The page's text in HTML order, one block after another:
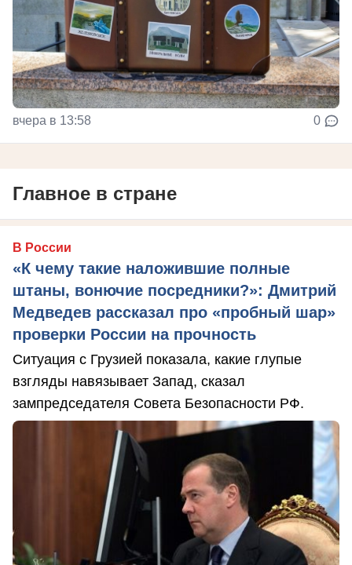
вчера в 13:58 0
Главное в стране
В России
«К чему такие наложившие полные
штаны, вонючие посредники?»: Дмитрий
Медведев рассказал про «пробный шар»
проверки России на прочность
Ситуация с Грузией показала, какие глупые
взгляды навязывает Запад, сказал
зампредседателя Совета Безопасности РФ.